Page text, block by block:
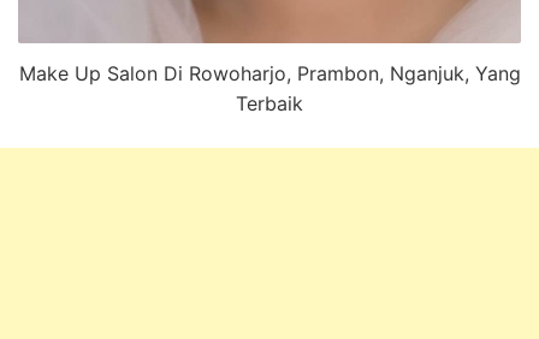
Make Up Salon Di Rowoharjo, Prambon, Nganjuk, Yang
Terbaik